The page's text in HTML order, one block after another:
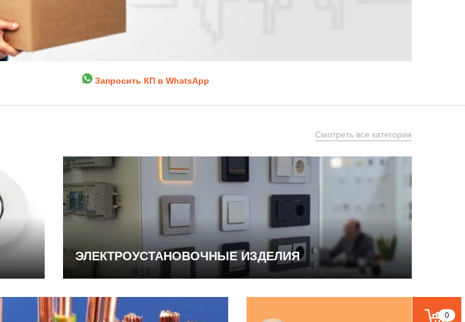
Запросить КП в WhatsApp
Смотреть все категории
ЭЛЕКТРОУСТАНОВОЧНЫЕ ИЗДЕЛИЯ
0